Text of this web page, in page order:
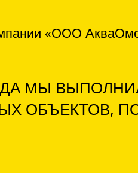
«ООО
МЫ
ОБЪЕКТОВ,